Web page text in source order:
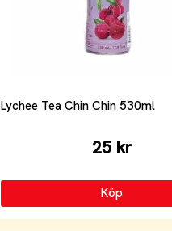
Lychee Tea Chin Chin 530ml
25 kr
Köp